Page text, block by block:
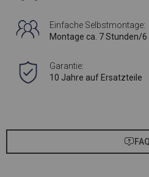
Einfache Selbstmontage:
Montage ca. 7 Stunden/6
Garantie:
10 Jahre auf Ersatzteile
FAQ